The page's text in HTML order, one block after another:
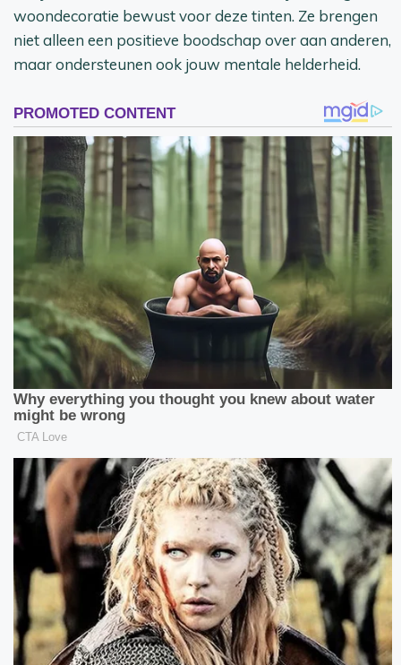
woondecoratie bewust voor deze tinten. Ze brengen
niet alleen een positieve boodschap over aan anderen,
maar ondersteunen ook jouw mentale helderheid.